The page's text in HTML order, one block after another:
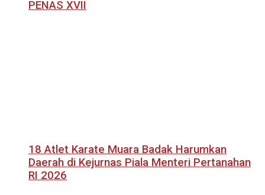
PENAS XVII
18 Atlet Karate Muara Badak Harumkan
Daerah di Kejurnas Piala Menteri Pertanahan
RI 2026